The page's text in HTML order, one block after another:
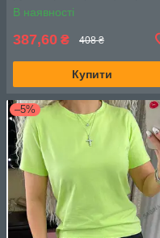
В наявності
387,60 ₴ 408 ₴
Купити
–5%